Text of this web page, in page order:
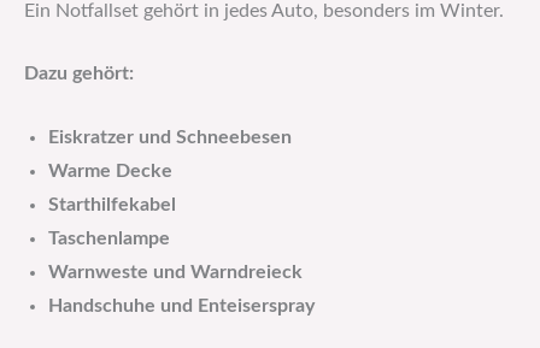
Ein Notfallset gehört in jedes Auto, besonders im Winter.
Dazu gehört:
Eiskratzer und Schneebesen
Warme Decke
Starthilfekabel
Taschenlampe
Warnweste und Warndreieck
Handschuhe und Enteiserspray